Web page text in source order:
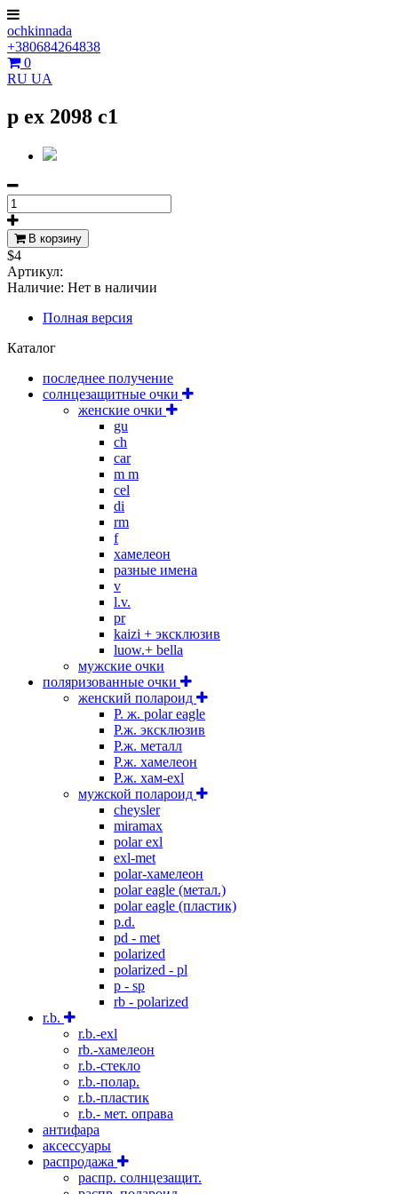
ochkinnada
+380684264838
0
RU UA
p ex 2098 c1
В корзину
$4
Артикул:
Наличие: Нет в наличии
Полная версия
Каталог
последнее получение
солнцезащитные очки
женские очки
gu
ch
car
m m
cel
di
rm
f
хамелеон
разные имена
v
l.v.
pr
kaizi + эксклюзив
luow.+ bella
мужские очки
поляризованные очки
женский полароид
P. ж. polar eagle
P.ж. эксклюзив
Р.ж. металл
P.ж. хамелеон
Р.ж. хам-exl
мужской полароид
cheysler
miramax
polar exl
exl-met
polar-хамелеон
polar eagle (метал.)
polar eagle (пластик)
p.d.
pd - met
polarized
polarized - pl
p - sp
rb - polarized
r.b.
r.b.-exl
rb.-хамелеон
r.b.-стекло
r.b.-полар.
r.b.-пластик
r.b.- мет. оправа
антифара
аксессуары
распродажа
распр. солнцезащит.